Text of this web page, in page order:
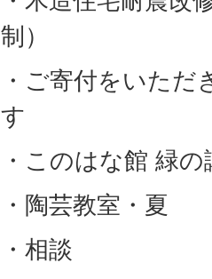
制）
・ご寄付をいた
す
・このはな館 緑の
・陶芸教室・夏
・相談